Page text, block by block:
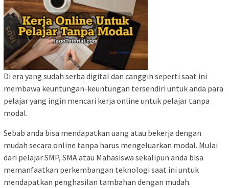
Di era yang sudah serba digital dan canggih seperti saat ini
membawa keuntungan-keuntungan tersendiri untuk anda para
pelajar yang ingin mencari kerja online untuk pelajar tanpa
modal.
Sebab anda bisa mendapatkan uang atau bekerja dengan
mudah secara online tanpa harus mengeluarkan modal. Mulai
dari pelajar SMP, SMA atau Mahasiswa sekalipun anda bisa
memanfaatkan perkembangan teknologi saat ini untuk
mendapatkan penghasilan tambahan dengan mudah.